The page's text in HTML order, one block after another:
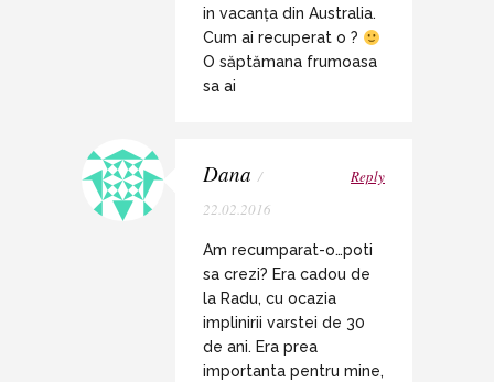
in vacanța din Australia.
Cum ai recuperat o ?
O săptămana frumoasa
sa ai
Dana /
22.02.2016
Reply
Am recumparat-o…poti
sa crezi? Era cadou de
la Radu, cu ocazia
implinirii varstei de 30
de ani. Era prea
importanta pentru mine,